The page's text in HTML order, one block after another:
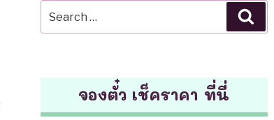
for:
จองตั๋ว เช็คราคา ที่นี่